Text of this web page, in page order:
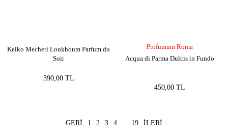
Keiko Mecheri Loukhoum Parfum du
Soir
390,00 TL
Profumum Roma
Acqua di Parma Dulcis in Fundo
450,00 TL
1 2 3 4 .. 19